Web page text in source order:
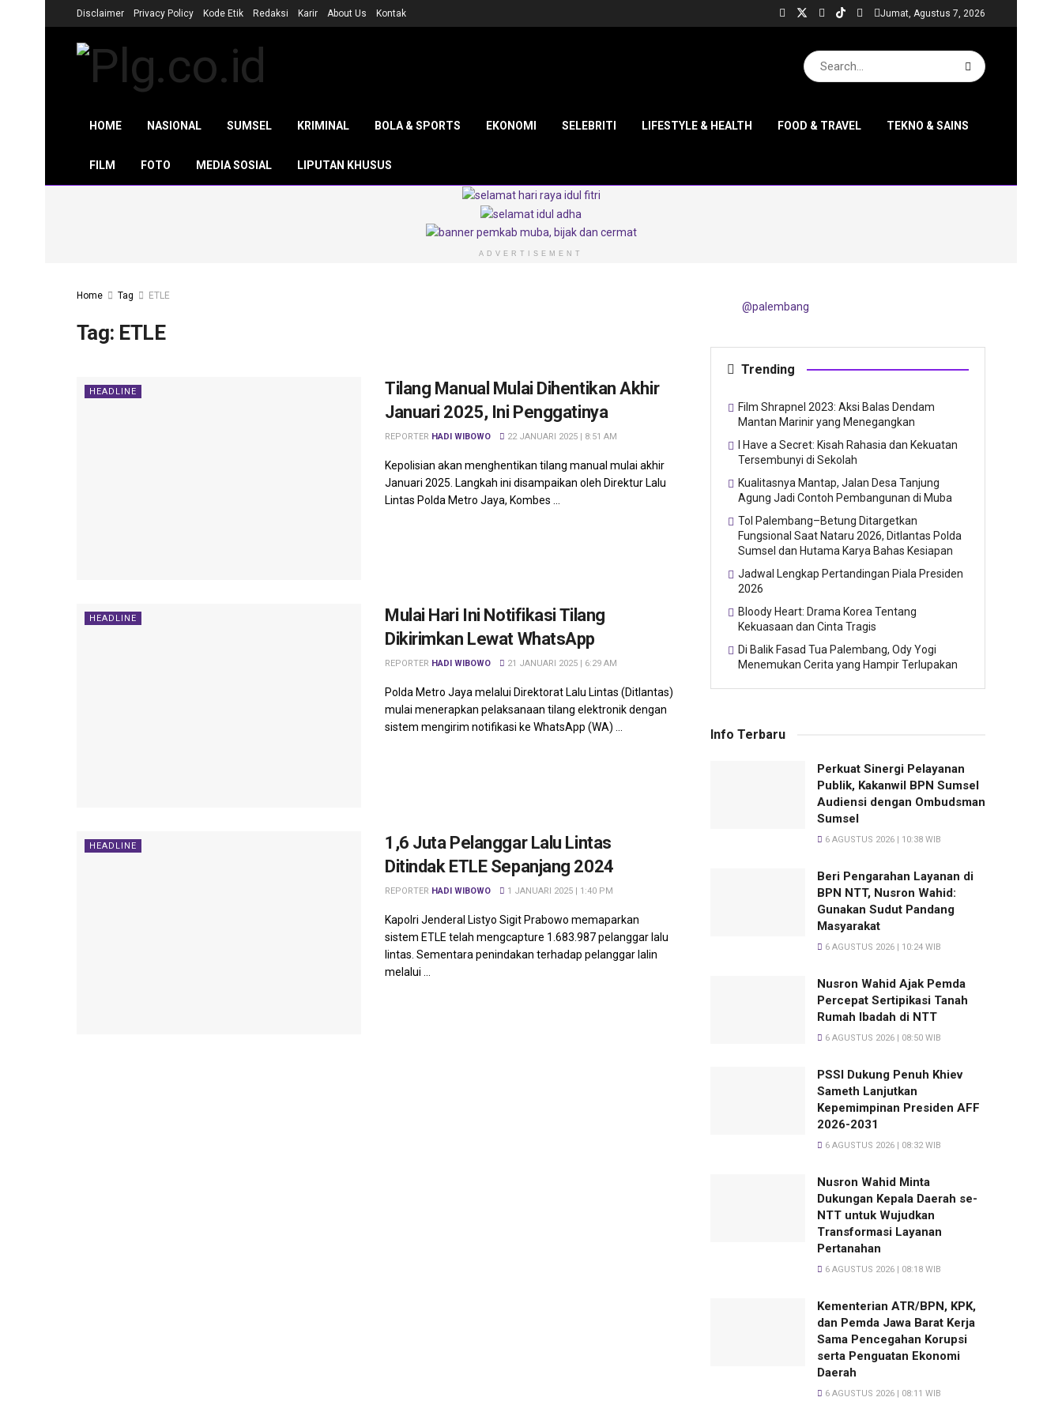
Disclaimer Privacy Policy Kode Etik Redaksi Karir About Us Kontak Jumat, Agustus 7, 2026
HOME NASIONAL SUMSEL KRIMINAL BOLA & SPORTS EKONOMI SELEBRITI LIFESTYLE & HEALTH FOOD & TRAVEL TEKNO & SAINS
FILM FOTO MEDIA SOSIAL LIPUTAN KHUSUS
ADVERTISEMENT
Home Tag ETLE
Tag: ETLE
HEADLINE
Tilang Manual Mulai Dihentikan Akhir
Januari 2025, Ini Penggatinya
REPORTER HADI WIBOWO 22 JANUARI 2025 | 8:51 AM
Kepolisian akan menghentikan tilang manual mulai akhir
Januari 2025. Langkah ini disampaikan oleh Direktur Lalu
Lintas Polda Metro Jaya, Kombes ...
HEADLINE
Mulai Hari Ini Notifikasi Tilang
Dikirimkan Lewat WhatsApp
REPORTER HADI WIBOWO 21 JANUARI 2025 | 6:29 AM
Polda Metro Jaya melalui Direktorat Lalu Lintas (Ditlantas)
mulai menerapkan pelaksanaan tilang elektronik dengan
sistem mengirim notifikasi ke WhatsApp (WA) ...
HEADLINE
1,6 Juta Pelanggar Lalu Lintas
Ditindak ETLE Sepanjang 2024
REPORTER HADI WIBOWO 1 JANUARI 2025 | 1:40 PM
Kapolri Jenderal Listyo Sigit Prabowo memaparkan
sistem ETLE telah mengcapture 1.683.987 pelanggar lalu
lintas. Sementara penindakan terhadap pelanggar lalin
melalui ...
@palembang
Trending
Film Shrapnel 2023: Aksi Balas Dendam
Mantan Marinir yang Menegangkan
I Have a Secret: Kisah Rahasia dan Kekuatan
Tersembunyi di Sekolah
Kualitasnya Mantap, Jalan Desa Tanjung
Agung Jadi Contoh Pembangunan di Muba
Tol Palembang–Betung Ditargetkan
Fungsional Saat Nataru 2026, Ditlantas Polda
Sumsel dan Hutama Karya Bahas Kesiapan
Jadwal Lengkap Pertandingan Piala Presiden
2026
Bloody Heart: Drama Korea Tentang
Kekuasaan dan Cinta Tragis
Di Balik Fasad Tua Palembang, Ody Yogi
Menemukan Cerita yang Hampir Terlupakan
Info Terbaru
Perkuat Sinergi Pelayanan
Publik, Kakanwil BPN Sumsel
Audiensi dengan Ombudsman
Sumsel
6 AGUSTUS 2026 | 10:38 WIB
Beri Pengarahan Layanan di
BPN NTT, Nusron Wahid:
Gunakan Sudut Pandang
Masyarakat
6 AGUSTUS 2026 | 10:24 WIB
Nusron Wahid Ajak Pemda
Percepat Sertipikasi Tanah
Rumah Ibadah di NTT
6 AGUSTUS 2026 | 08:50 WIB
PSSI Dukung Penuh Khiev
Sameth Lanjutkan
Kepemimpinan Presiden AFF
2026-2031
6 AGUSTUS 2026 | 08:32 WIB
Nusron Wahid Minta
Dukungan Kepala Daerah se-
NTT untuk Wujudkan
Transformasi Layanan
Pertanahan
6 AGUSTUS 2026 | 08:18 WIB
Kementerian ATR/BPN, KPK,
dan Pemda Jawa Barat Kerja
Sama Pencegahan Korupsi
serta Penguatan Ekonomi
Daerah
6 AGUSTUS 2026 | 08:11 WIB